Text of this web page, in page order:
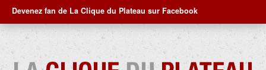
Devenez fan de La Clique du Plateau sur Facebook